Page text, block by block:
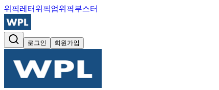
위픽레터 위픽업위픽부스터
로그인 회원가입